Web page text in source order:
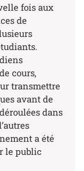
fois aux
de
cours,
transmettre
avant de
dans
a été
le public